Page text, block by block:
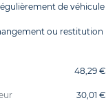
de véhicule
ou restitution
48,29 €
30,01 €